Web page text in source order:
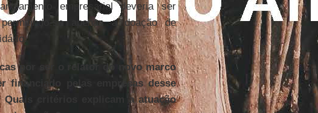
empresarial deveria ser
se apenas a doação de
por ser o relator do novo marco
financiado pelas empresas desse
critérios explicam a atuação